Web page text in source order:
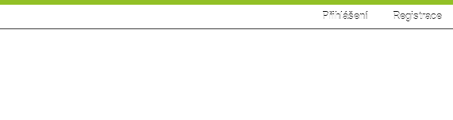
Přihlášení Registrace